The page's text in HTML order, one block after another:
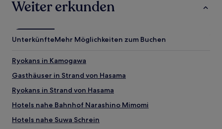
Weiter erkunden
UnterkünfteMehr Möglichkeiten zum Buchen
Ryokans in Kamogawa
Gasthäuser in Strand von Hasama
Ryokans in Strand von Hasama
Hotels nahe Bahnhof Narashino Mimomi
Hotels nahe Suwa Schrein